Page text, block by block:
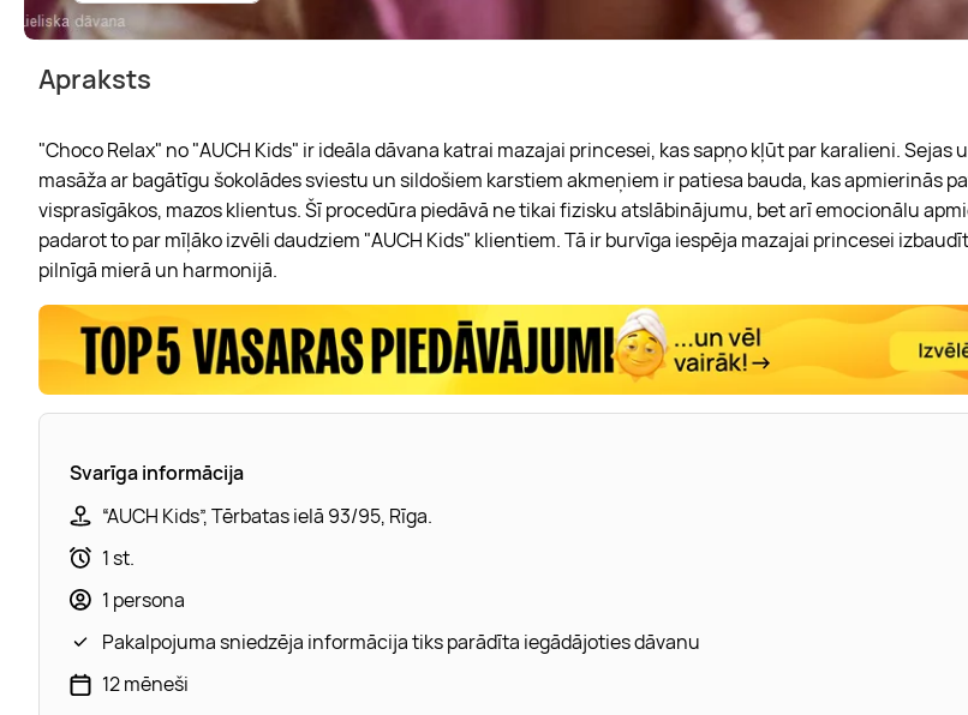
Apraksts
"Choco Relax" no "AUCH Kids" ir ideāla dāvana katrai mazajai princesei, kas sapņo kļūt par karalieni. Sejas
masāža ar bagātīgu šokolādes sviestu un sildošiem karstiem akmeņiem ir patiesa bauda, kas apmierinās
visprasīgākos, mazos klientus. Šī procedūra piedāvā ne tikai fizisku atslābinājumu, bet arī emocionālu
padarot to par mīļāko izvēli daudziem "AUCH Kids" klientiem. Tā ir burvīga iespēja mazajai princesei
pilnīgā mierā un harmonijā.
Svarīga informācija
“AUCH Kids”, Tērbatas ielā 93/95, Rīga.
1 st.
1 persona
Pakalpojuma sniedzēja informācija tiks parādīta iegādājoties dāvanu
12 mēneši